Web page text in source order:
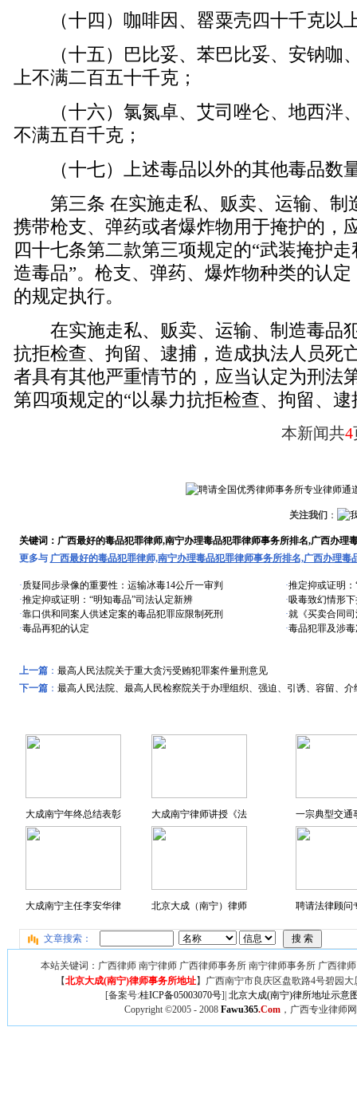
（十四）咖啡因、罂粟壳四十千克以
（十五）巴比妥、苯巴比妥、安钠咖
上不满二百五十千克；
（十六）氯氮卓、艾司唑仑、地西泮
不满五百千克；
（十七）上述毒品以外的其他毒品数
第三条 在实施走私、贩卖、运输、制
携带枪支、弹药或者爆炸物用于掩护的，
四十七条第二款第三项规定的“武装掩护
造毒品”。枪支、弹药、爆炸物种类的认
的规定执行。
在实施走私、贩卖、运输、制造毒品
抗拒检查、拘留、逮捕，造成执法人员死
者具有其他严重情节的，应当认定为刑法
第四项规定的“以暴力抗拒检查、拘留、
本新闻共4
关注我们 ：
关键词：广西最好的毒品犯罪律师,南宁办理毒品犯罪律师事务所排名,广西办理
更多与 广西最好的毒品犯罪律师,南宁办理毒品犯罪律师事务所排名,广西办理毒
·质疑同步录像的重要性：运输冰毒14公斤一审判 ·推定抑或证明
·推定抑或证明：“明知毒品”司法认定新辨 ·吸毒致幻情形
·靠口供和同案人供述定案的毒品犯罪应限制死刑 ·就《买卖合同
·毒品再犯的认定 ·毒品犯罪及涉
上一篇： 最高人民法院关于重大贪污受贿犯罪案件量刑意见
下一篇： 最高人民法院、最高人民检察院关于办理组织、强迫、引诱、容留、
大成南宁年终总结表彰 大成南宁律师讲授《法
大成南宁主任李安华律 北京大成（南宁）律师
一宗典型交通
聘请法律顾问
文章搜索：
本站关键词：广西律师 南宁律师 广西律师事务所 南宁律师事务所 广西律
【北京大成(南宁)律师事务所地址】广西南宁市良庆区盘歌路4号碧园
[备案号:桂ICP备05003070号]| 北京大成(南宁)律所地址示意
Copyright ©2005 - 2008 Fawu365.Com，广西专业律师